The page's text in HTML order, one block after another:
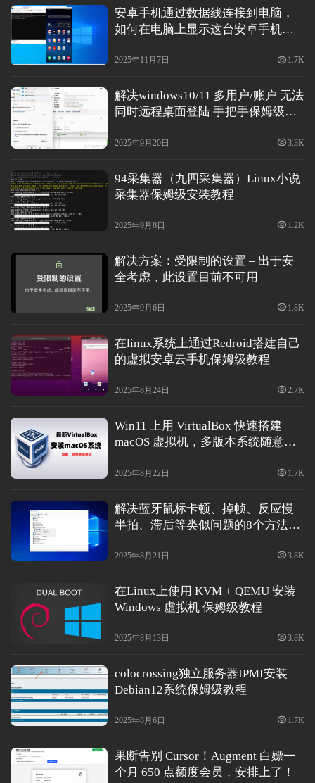
P
6
I
P
6
论
坛
安卓手机通过数据线连接到电脑，
如何在电脑上显示这台安卓手机的
2025年11月7日 1.7K
解决windows10/11 多用户/账户 无法
同时远程桌面登陆 手把手保姆级教
2025年9月20日 3.3K
94采集器（九四采集器）Linux小说
采集器保姆级安装教程
2025年9月8日 1.2K
解决方案：受限制的设置 – 出于安
全考虑，此设置目前不可用
2025年9月6日 1.8K
在linux系统上通过Redroid搭建自己
的虚拟安卓云手机保姆级教程
2025年8月24日 2.7K
Win11 上用 VirtualBox 快速搭建
macOS 虚拟机，多版本系统随意选
2025年8月22日 1.7K
解决蓝牙鼠标卡顿、掉帧、反应慢
半拍、滞后等类似问题的8个方法图
2025年8月21日 3.8K
在Linux上使用 KVM + QEMU 安装
Windows 虚拟机 保姆级教程
2025年8月13日 3.8K
colocrossing独立服务器IPMI安装
Debian12系统保姆级教程
2025年8月6日 1.7K
果断告别 Cursor！Augment 白嫖一
个月 650 点额度会员，安排上了！